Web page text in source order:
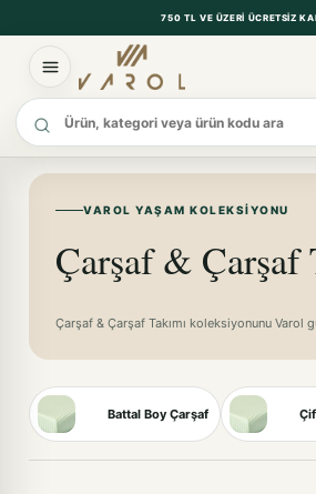
750 TL VE ÜZERI ÜCRETSIZ
Ürün ara
VAROL YAŞAM KOLEKSIYONU
Çarşaf & Çarşaf
Çarşaf & Çarşaf Takımı koleksiyonunu Varol
Battal Boy Çarşaf